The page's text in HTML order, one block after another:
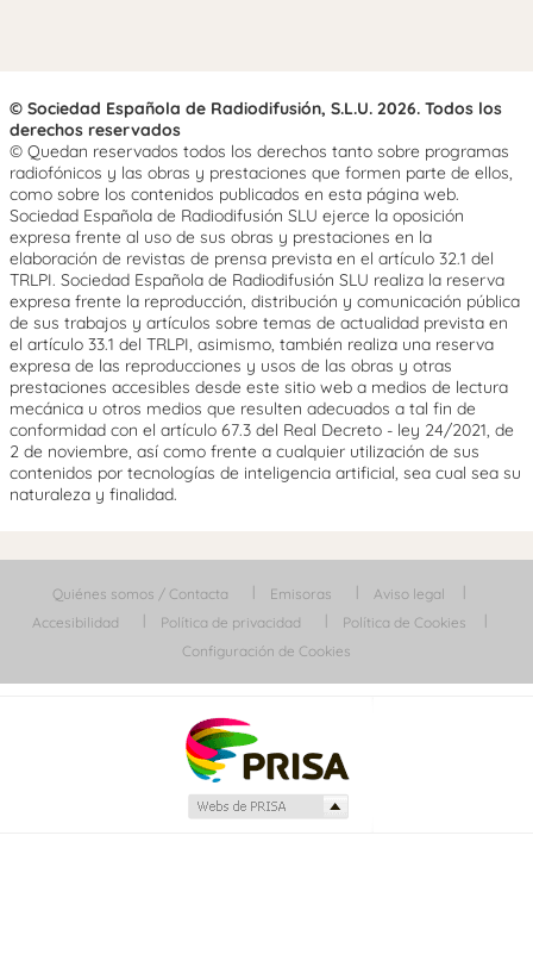
© Sociedad Española de Radiodifusión, S.L.U. 2026. Todos los
derechos reservados
© Quedan reservados todos los derechos tanto sobre programas
radiofónicos y las obras y prestaciones que formen parte de ellos,
como sobre los contenidos publicados en esta página web.
Sociedad Española de Radiodifusión SLU ejerce la oposición
expresa frente al uso de sus obras y prestaciones en la
elaboración de revistas de prensa prevista en el artículo 32.1 del
TRLPI. Sociedad Española de Radiodifusión SLU realiza la reserva
expresa frente la reproducción, distribución y comunicación pública
de sus trabajos y artículos sobre temas de actualidad prevista en
el artículo 33.1 del TRLPI, asimismo, también realiza una reserva
expresa de las reproducciones y usos de las obras y otras
prestaciones accesibles desde este sitio web a medios de lectura
mecánica u otros medios que resulten adecuados a tal fin de
conformidad con el artículo 67.3 del Real Decreto - ley 24/2021, de
2 de noviembre, así como frente a cualquier utilización de sus
contenidos por tecnologías de inteligencia artificial, sea cual sea su
naturaleza y finalidad.
Quiénes somos / Contacta Emisoras
Aviso legal
Accesibilidad
Política de privacidad
Política de Cookies
Configuración de Cookies